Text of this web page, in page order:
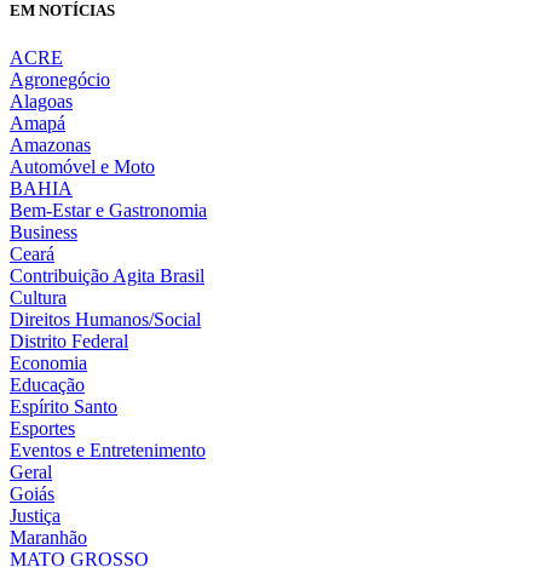
EM NOTÍCIAS
ACRE
Agronegócio
Alagoas
Amapá
Amazonas
Automóvel e Moto
BAHIA
Bem-Estar e Gastronomia
Business
Ceará
Contribuição Agita Brasil
Cultura
Direitos Humanos/Social
Distrito Federal
Economia
Educação
Espírito Santo
Esportes
Eventos e Entretenimento
Geral
Goiás
Justiça
Maranhão
MATO GROSSO